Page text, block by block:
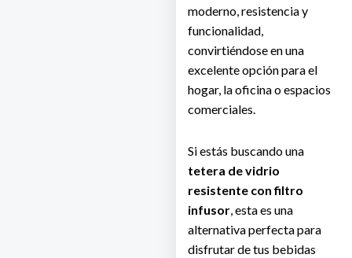
moderno, resistencia y
funcionalidad,
convirtiéndose en una
excelente opción para el
hogar, la oficina o espacios
comerciales.
Si estás buscando una
tetera de vidrio
resistente con filtro
infusor, esta es una
alternativa perfecta para
disfrutar de tus bebidas